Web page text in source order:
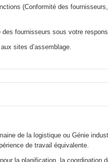
(Conformité des
fournisseurs sous votre
sites d’assemblage.
de la logistique ou Génie
de travail équivalente.
la planification, la coordination